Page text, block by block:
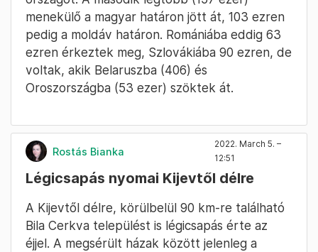
menekülő a magyar határon jött át, 103 ezren
pedig a moldáv határon. Romániába eddig 63
ezren érkeztek meg, Szlovákiába 90 ezren, de
voltak, akik Belaruszba (406) és
Oroszországba (53 ezer) szöktek át.
Rostás Bianka
2022. March 5. –
12:51
Légicsapás nyomai Kijevtől délre
A Kijevtől délre, körülbelül 90 km-re található
Bila Cerkva települést is légicsapás érte az
éjjel. A megsérült házak között jelenleg a